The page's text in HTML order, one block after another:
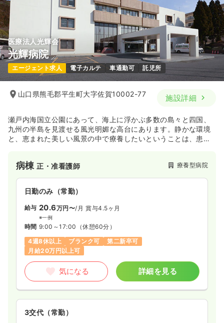
医療法人光輝会
光輝病院
エージェント求人 電子カルテ 車通勤可 託児所
山口県熊毛郡平生町大字佐賀10002-77 施設詳細
瀬戸内海国立公園にあって、海上に浮かぶ多数の島々と四国、
九州の半島を見渡せる風光明媚な高台にあります。静かな環境
と、恵まれた美しい風景の中で療養したいということは、患者
な病院であるために、職員一同使命感に燃えて、日々の業務に
専念することを心に誓っております。
病棟正・准看護師 療養型病院
日勤のみ（常勤）
給与 20.6万円〜/月 賞与4.5ヶ月
※一例
時間 9:00～17:00 （休憩60分）
4週8休以上
ブランク可
第二新卒可
月給20万円以上可
気になる 詳細を見る
3交代（常勤）